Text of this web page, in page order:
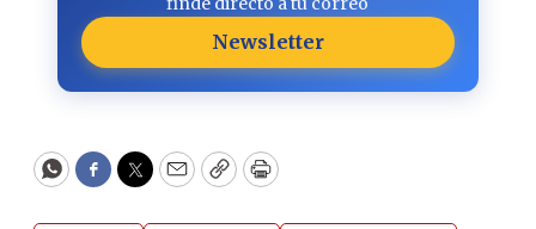
Newsletter
WhatsApp
Facebook
Twitter
EmailCopyPrint